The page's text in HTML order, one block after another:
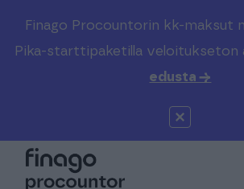
Finago Procountorin kk-maksut
Pika-starttipaketilla veloitukseton
edusta →
Etsi sivustolta
Valitse kieli
Global (EN)
Kirjaudu
Solo
Kenelle